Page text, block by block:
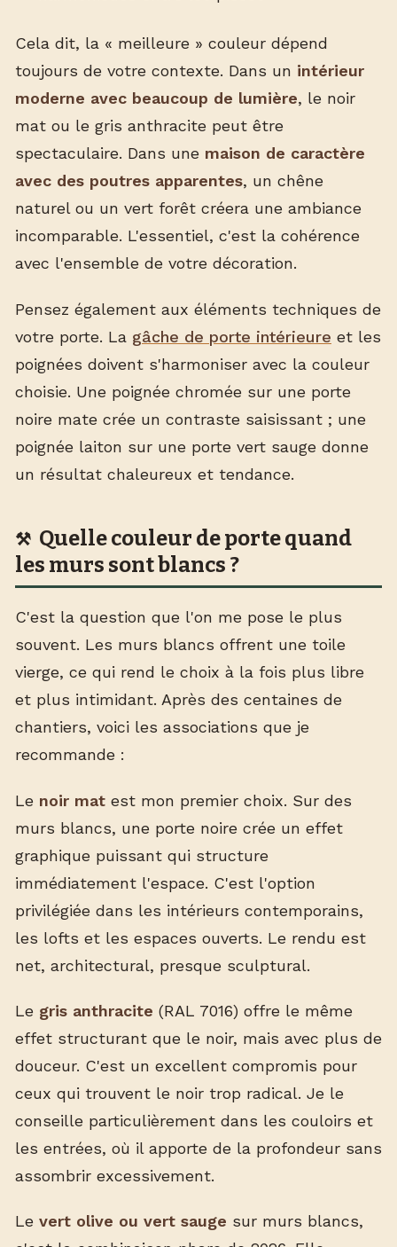
Cela dit, la « meilleure » couleur dépend
toujours de votre contexte. Dans un intérieur
moderne avec beaucoup de lumière, le noir
mat ou le gris anthracite peut être
spectaculaire. Dans une maison de caractère
avec des poutres apparentes, un chêne
naturel ou un vert forêt créera une ambiance
incomparable. L'essentiel, c'est la cohérence
avec l'ensemble de votre décoration.
Pensez également aux éléments techniques de
votre porte. La gâche de porte intérieure et les
poignées doivent s'harmoniser avec la couleur
choisie. Une poignée chromée sur une porte
noire mate crée un contraste saisissant ; une
poignée laiton sur une porte vert sauge donne
un résultat chaleureux et tendance.
Quelle couleur de porte quand
les murs sont blancs ?
C'est la question que l'on me pose le plus
souvent. Les murs blancs offrent une toile
vierge, ce qui rend le choix à la fois plus libre
et plus intimidant. Après des centaines de
chantiers, voici les associations que je
recommande :
Le noir mat est mon premier choix. Sur des
murs blancs, une porte noire crée un effet
graphique puissant qui structure
immédiatement l'espace. C'est l'option
privilégiée dans les intérieurs contemporains,
les lofts et les espaces ouverts. Le rendu est
net, architectural, presque sculptural.
Le gris anthracite (RAL 7016) offre le même
effet structurant que le noir, mais avec plus de
douceur. C'est un excellent compromis pour
ceux qui trouvent le noir trop radical. Je le
conseille particulièrement dans les couloirs et
les entrées, où il apporte de la profondeur sans
assombrir excessivement.
Le vert olive ou vert sauge sur murs blancs,